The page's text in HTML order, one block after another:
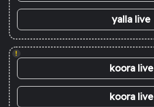
yalla live
!
koora live
koora live